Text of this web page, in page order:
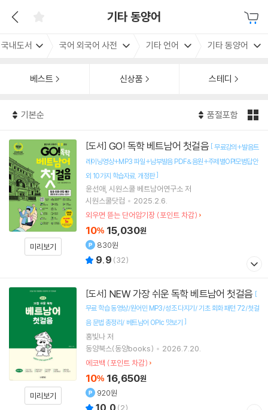
기타 동양어
국내도서 국어 외국어 사전 기타 언어 기타 동양어
베스트 신상품 스테디
기본순 품절포함
미리보기
[도서] GO! 독학 베트남어 첫걸음 [무료강의+발음트
레이닝영상+MP3 파일+남부발음 PDF&음원+주제별OPI모범답안
외 10가지 학습자료 개정판]
윤선애 시원스쿨 베트남어연구소 저
시원스쿨닷컴
2025.2.6.
외우면 뜯는 단어암기장 (포인트 차감)
10% 15,030원
830원
9.9 (32)
미리보기
[도서] NEW 가장 쉬운 독학 베트남어 첫걸음 [
무료 학습 동영상/원어민 MP3/성조 다지기/ 기초 회화 패턴 72/첫걸
음 문법 총정리/ 베트남어 OPIc 맛보기 ]
홍빛나저
동양북스(동양books)
2026.7.20.
에코백 (포인트 차감)
10% 16,650원
920원
10.0 (2)